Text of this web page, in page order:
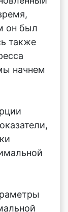
начнем